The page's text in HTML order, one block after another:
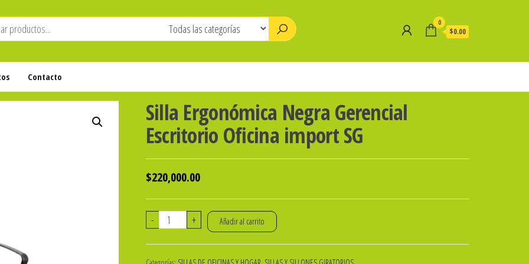
0
$0.00
Contacto
Silla Ergonómica Negra Gerencial
Escritorio Oficina import SG
$220,000.00
-
Silla
+ Añadir al carrito